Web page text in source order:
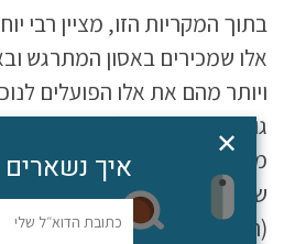
בתוך המקריות הזו, מציין רבי
אלו שמכירים באסון המתרגש
ויותר מהם את אלו הפועלים
גורלם וגורל עמם (דמותו של רבן
מירושלים ומקים את הישיבה
שמבינים את גודל השעה,
(המסומלים בסיפור על ידי
✕
איך נשארים